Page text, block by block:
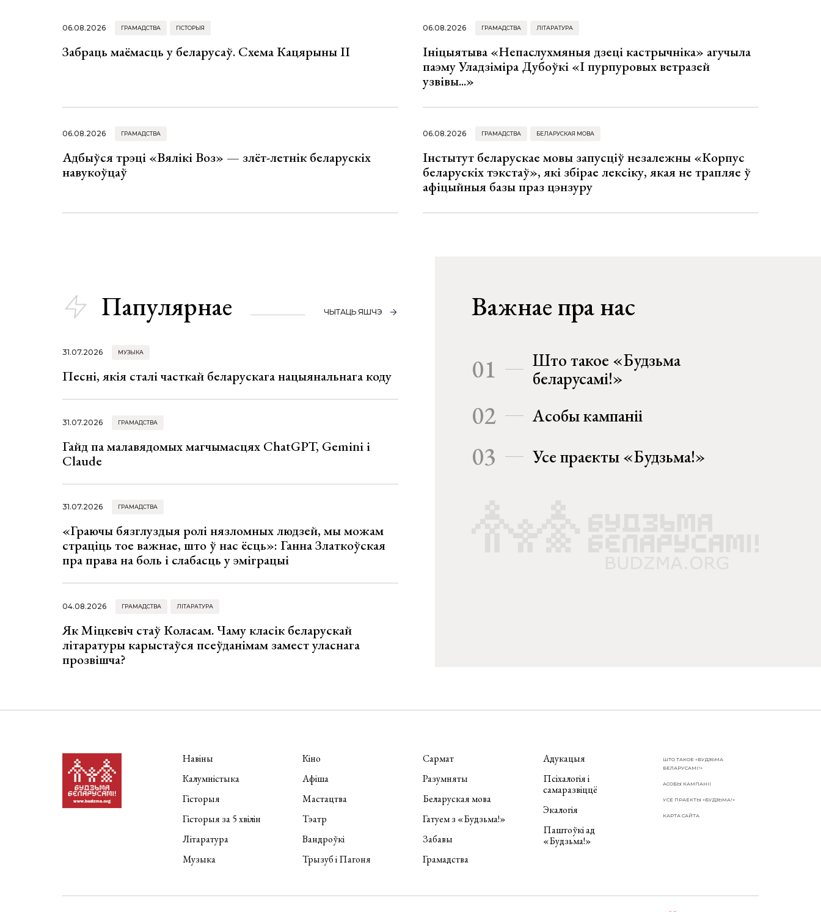
06.08.2026 ГРАМАДСТВА ГІСТОРЫЯ
Забраць маёмасць у беларусаў. Схема Кацярыны ІІ
06.08.2026 ГРАМАДСТВА ЛІТАРАТУРА
Ініцыятыва «Непаслухмяныя дзеці кастрычніка» агучыла
паэму Уладзіміра Дубоўкі «І пурпуровых ветразей
узвівы...»
06.08.2026 ГРАМАДСТВА
Адбыўся трэці «Вялікі Воз» — злёт-летнік беларускіх
навукоўцаў
06.08.2026 ГРАМАДСТВА БЕЛАРУСКАЯ МОВА
Інстытут беларускае мовы запусціў незалежны «Корпус
беларускіх тэкстаў», які збірае лексіку, якая не трапляе ў
афіцыйныя базы праз цэнзуру
Папулярнае ЧЫТАЦЬ ЯШЧЭ
31.07.2026 МУЗЫКА
Песні, якія сталі часткай беларускага нацыянальнага коду
31.07.2026 ГРАМАДСТВА
Гайд па малавядомых магчымасцях ChatGPT, Gemini і
Claude
31.07.2026 ГРАМАДСТВА
«Граючы бязглуздыя ролі нязломных людзей, мы можам
страціць тое важнае, што ў нас ёсць»: Ганна Златкоўская
пра права на боль і слабасць у эміграцыі
04.08.2026 ГРАМАДСТВА ЛІТАРАТУРА
Як Міцкевіч стаў Коласам. Чаму класік беларускай
літаратуры карыстаўся псеўданімам замест уласнага
прозвішча?
Важнае пра нас
01
Што такое «Будзьма
беларусамі!»
02 Асобы кампаніі
03 Усе праекты «Будзьма!»
Навіны
Калумністыка
Гісторыя
Гісторыя за 5 хвілін
Літаратура
Музыка
Кіно
Афіша
Мастацтва
Тэатр
Вандроўкі
Трызуб і Пагоня
Сармат
Разумняты
Беларуская мова
Гатуем з «Будзьма!»
Забавы
Грамадства
Адукацыя
Псіхалогія і
самаразвіццё
Экалогія
Паштоўкі ад
«Будзьма!»
ШТО ТАКОЕ «БУДЗЬМА
БЕЛАРУСАМІ!»
АСОБЫ КАМПАНІІ
УСЕ ПРАЕКТЫ «БУДЗЬМА!»
КАРТА САЙТА